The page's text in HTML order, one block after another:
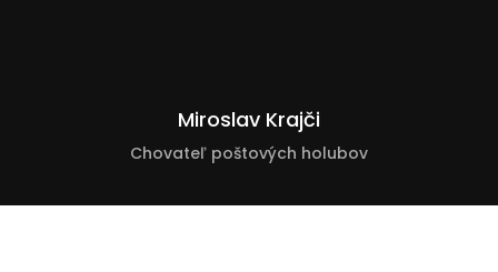
Miroslav Krajči
Chovateľ poštových holubov